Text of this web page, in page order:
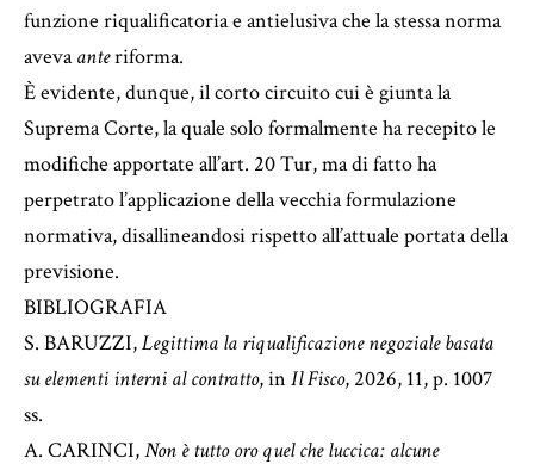
funzione riqualificatoria e antielusiva che la stessa norma
avevaanteriforma.
È evidente, dunque, il corto circuito cui è giunta la
Suprema Corte, la quale solo formalmente ha recepito le
modifiche apportate all’art. 20 Tur, ma di fatto ha
perpetrato l’applicazione della vecchia formulazione
normativa, disallineandosi rispetto all’attuale portata della
previsione.
BIBLIOGRAFIA
S. BARUZZI,Legittima la riqualificazione negoziale basata
su elementi interni al contratto, in Il Fisco, 2026, 11, p. 1007
ss.
A. CARINCI,Non è tutto oro quel che luccica: alcune